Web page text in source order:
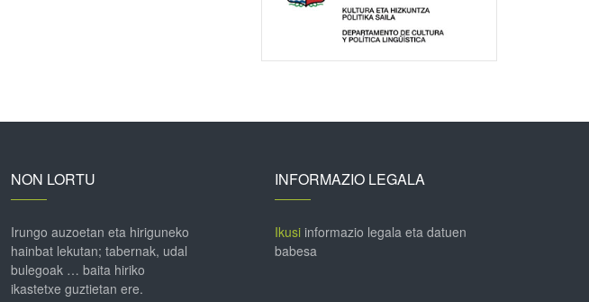
NON LORTU
Irungo auzoetan eta hiriguneko
hainbat lekutan; tabernak, udal
bulegoak … baita hiriko
ikastetxe guztietan ere.
INFORMAZIO LEGALA
Ikusiinformazio legala eta datuen
babesa